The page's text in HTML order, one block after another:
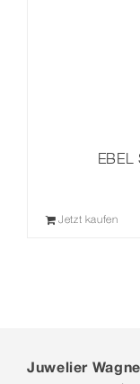
EBEL
Jetzt kaufen
Juwelier